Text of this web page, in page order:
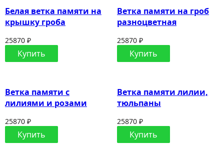
Белая ветка памяти на
крышку гроба
25870 ₽
Купить
Ветка памяти на гроб
разноцветная
25870 ₽
Купить
Ветка памяти с
лилиями и розами
25870 ₽
Купить
Ветка памяти лилии,
тюльпаны
25870 ₽
Купить